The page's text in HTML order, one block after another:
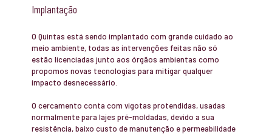
Implantação
O Quintas está sendo implantado com grande cuidado ao
meio ambiente, todas as intervenções feitas não só
estão licenciadas junto aos órgãos ambientas como
propomos novas tecnologias para mitigar qualquer
impacto desnecessário.
O cercamento conta com vigotas protendidas, usadas
normalmente para lajes pré-moldadas, devido a sua
resistência, baixo custo de manutenção e permeabilidade